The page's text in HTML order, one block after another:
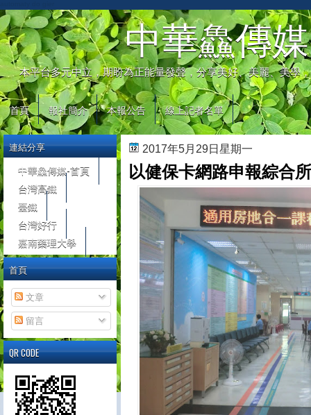
中華鱻傳媒
本平台多元中立，期盼為正能量發聲，分享美好、美麗、美學
首頁 報社簡介 本報公告 線上記者名單
2017年5月29日星期一
以健保卡網路申報綜合
連結分享
中華鱻傳媒-首頁
台灣高鐵
臺鐵
台灣好行
嘉南藥理大學
首頁
文章
留言
QR CODE